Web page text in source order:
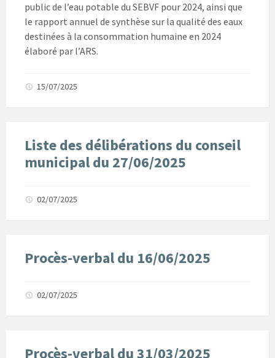
public de l’eau potable du SEBVF pour 2024, ainsi que
le rapport annuel de synthèse sur la qualité des eaux
destinées à la consommation humaine en 2024
élaboré par l’ARS.
15/07/2025
Liste des délibérations du conseil
municipal du 27/06/2025
02/07/2025
Procès-verbal du 16/06/2025
02/07/2025
Procès-verbal du 31/03/2025